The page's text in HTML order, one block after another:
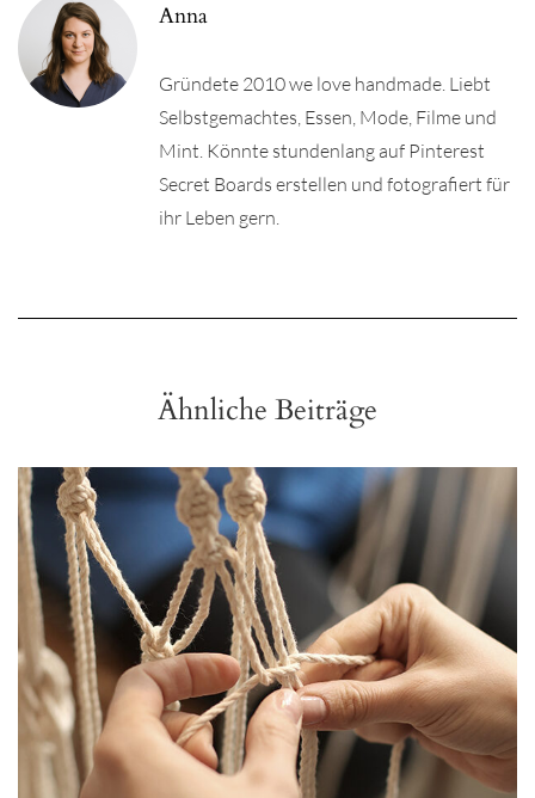
Anna
Gründete 2010 we love handmade. Liebt
Selbstgemachtes, Essen, Mode, Filme und
Mint. Könnte stundenlang auf Pinterest
Secret Boards erstellen und fotografiert für
ihr Leben gern.
Ähnliche Beiträge